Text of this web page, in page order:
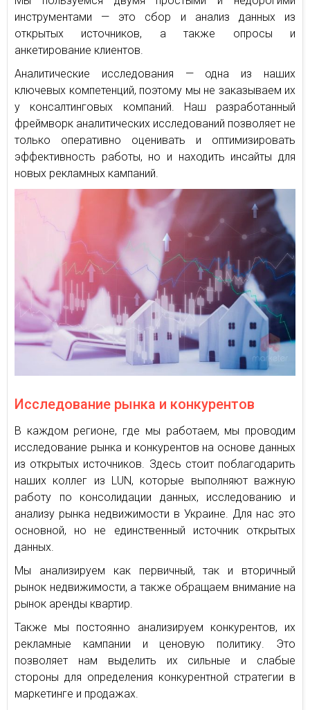
инструментами — это сбор и анализ данных из
открытых источников, а также опросы и
анкетирование клиентов.
Аналитические исследования — одна из наших
ключевых компетенций, поэтому мы не заказываем их
у консалтинговых компаний. Наш разработанный
фреймворк аналитических исследований позволяет не
только оперативно оценивать и оптимизировать
эффективность работы, но и находить инсайты для
новых рекламных кампаний.
Исследование рынка и конкурентов
В каждом регионе, где мы работаем, мы проводим
исследование рынка и конкурентов на основе данных
из открытых источников. Здесь стоит поблагодарить
наших коллег из LUN, которые выполняют важную
работу по консолидации данных, исследованию и
анализу рынка недвижимости в Украине. Для нас это
основной, но не единственный источник открытых
данных.
Мы анализируем как первичный, так и вторичный
рынок недвижимости, а также обращаем внимание на
рынок аренды квартир.
Также мы постоянно анализируем конкурентов, их
рекламные кампании и ценовую политику. Это
позволяет нам выделить их сильные и слабые
стороны для определения конкурентной стратегии в
маркетинге и продажах.